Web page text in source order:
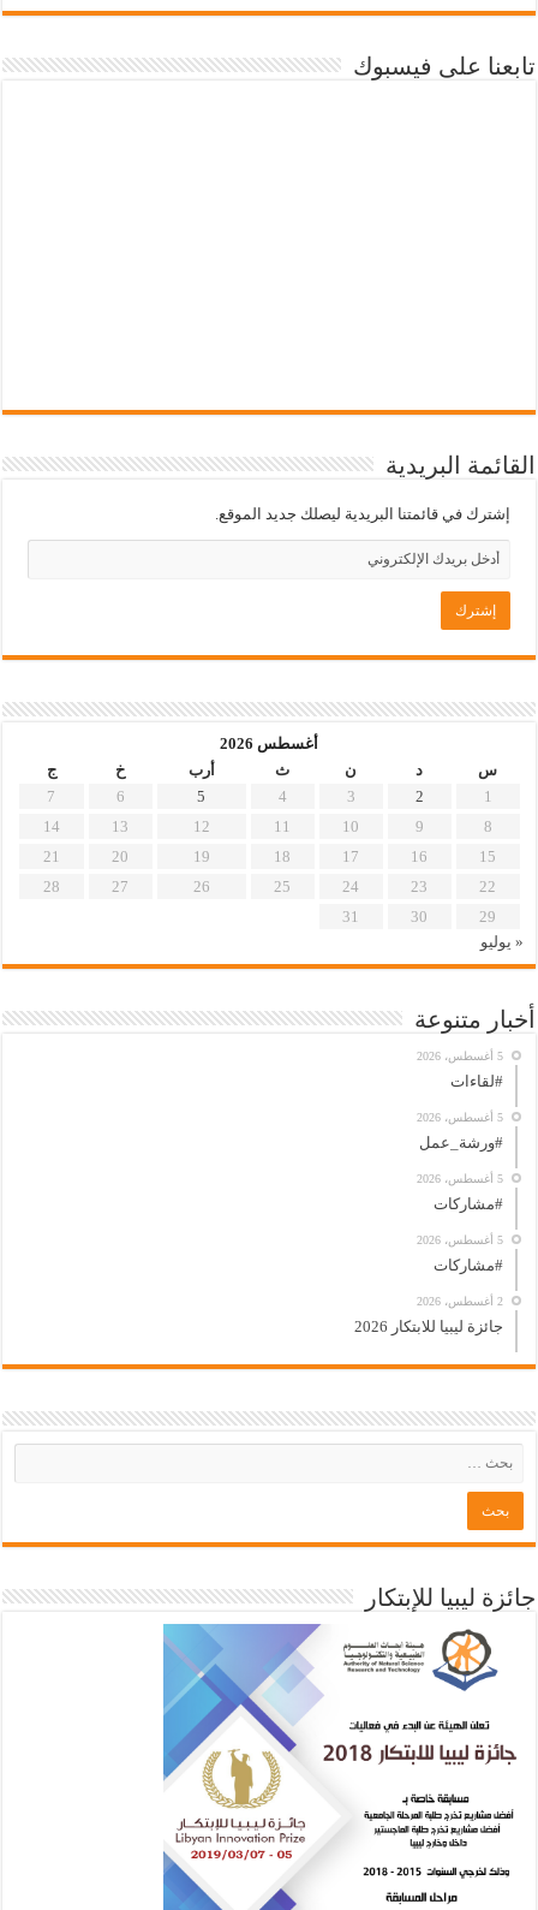
تابعنا على فيسبوك
القائمة البريدية
إشترك في قائمتنا البريدية ليصلك جديد الموقع.
أغسطس 2026
س
د ن ث أرب خ
ج
1
2
3
4
5
6
7
8
9
10
11
12
13
14
15
16
17
18
19
20
21
22
23
24
25
26
27
28
29
30
31
« يوليو
أخبار متنوعة
5 أغسطس، 2026
#لقاءات
5 أغسطس، 2026
#ورشة_عمل
5 أغسطس، 2026
#مشاركات
5 أغسطس، 2026
#مشاركات
2 أغسطس، 2026
جائزة ليبيا للابتكار 2026
جائزة ليبيا للإبتكار